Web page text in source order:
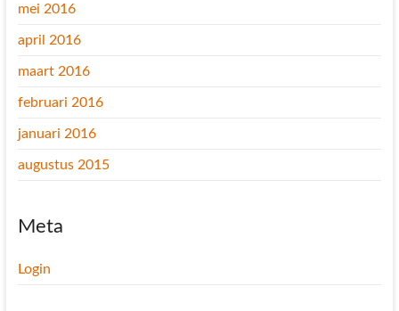
mei 2016
april 2016
maart 2016
februari 2016
januari 2016
augustus 2015
Meta
Login